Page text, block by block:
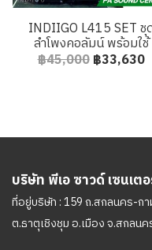
INDIIGO L415 SET ชุ
ลำโพงคอลัมน์ พร้อมใช้
฿45,000 ฿33,630
บริษัท พีเอ ซาวด์ เซนเต
ที่อยู่บริษัท : 159 ถ.สกลนคร-ก
ต.ธาตุเชิงชุม อ.เมือง จ.สกลน